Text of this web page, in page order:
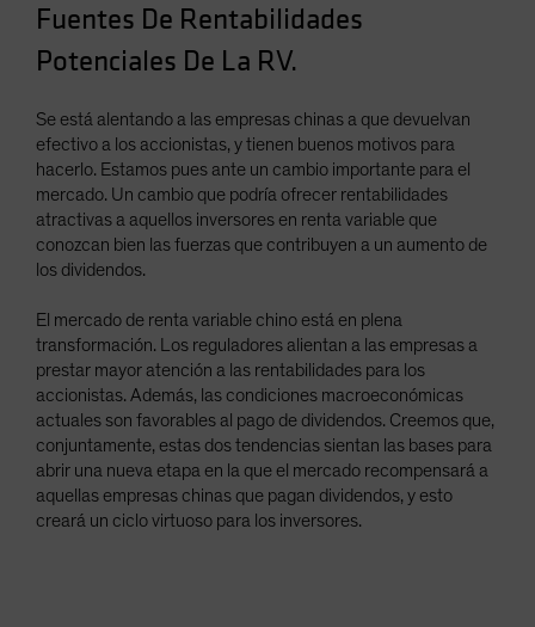
UK
United States (US Citizens)
Fuentes De Rentabilidades
Potenciales De La RV.
Se está alentando a las empresas chinas a que devuelvan
efectivo a los accionistas, y tienen buenos motivos para
hacerlo. Estamos pues ante un cambio importante para el
mercado. Un cambio que podría ofrecer rentabilidades
atractivas a aquellos inversores en renta variable que
conozcan bien las fuerzas que contribuyen a un aumento de
los dividendos.
El mercado de renta variable chino está en plena
transformación. Los reguladores alientan a las empresas a
prestar mayor atención a las rentabilidades para los
accionistas. Además, las condiciones macroeconómicas
actuales son favorables al pago de dividendos. Creemos que,
conjuntamente, estas dos tendencias sientan las bases para
abrir una nueva etapa en la que el mercado recompensará a
aquellas empresas chinas que pagan dividendos, y esto
creará un ciclo virtuoso para los inversores.